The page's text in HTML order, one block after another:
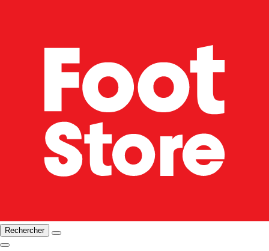
Rechercher